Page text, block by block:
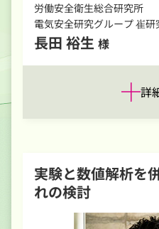
労働安全衛生総合研究所
電気安全研究グループ 崔研
長田 裕生 様
詳
実験と数値解析を
れの検討